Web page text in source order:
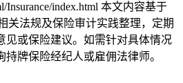
Insurance/index.html 本文内容基于
关法规及保险审计实践整理，定期
见或保险建议。如需针对具体情况
持牌保险经纪人或雇佣法律师。